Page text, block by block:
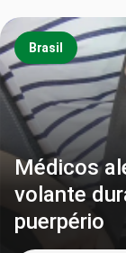
Brasil
Médicos
volante
puerpério